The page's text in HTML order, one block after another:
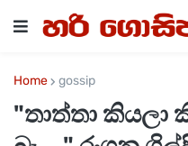
Home gossip
"තාත්තා